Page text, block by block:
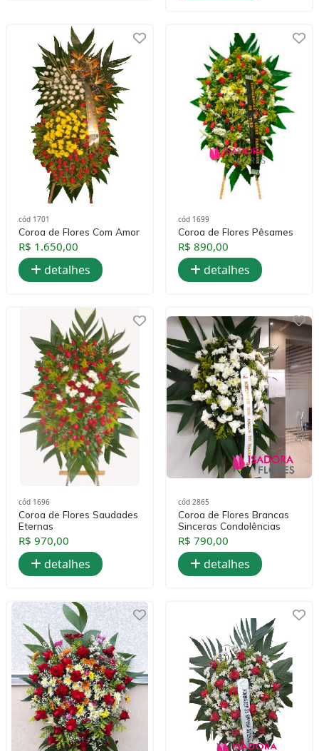
cód 1701
Coroa de Flores Com Amor
R$ 1.650,00
detalhes
cód 1699
Coroa de Flores Pêsames
R$ 890,00
detalhes
cód 1696
Coroa de Flores Saudades
Eternas
R$ 970,00
detalhes
cód 2865
Coroa de Flores Brancas
Sinceras Condolências
R$ 790,00
detalhes